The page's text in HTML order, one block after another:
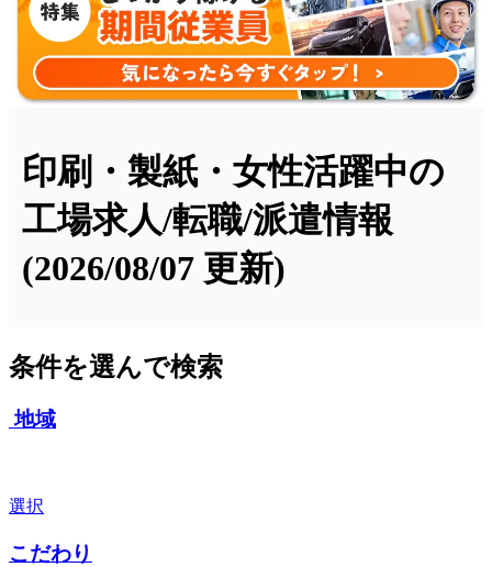
印刷・製紙・女性活躍中の
工場求人/転職/派遣情報
(2026/08/07 更新)
条件を選んで検索
地域
選択
こだわり